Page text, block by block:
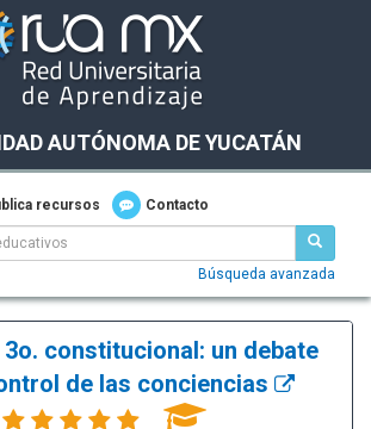
AUTÓNOMA DE YUCATÁN
recursos Contacto
Búsqueda avanzada
constitucional: un debate
de las conciencias